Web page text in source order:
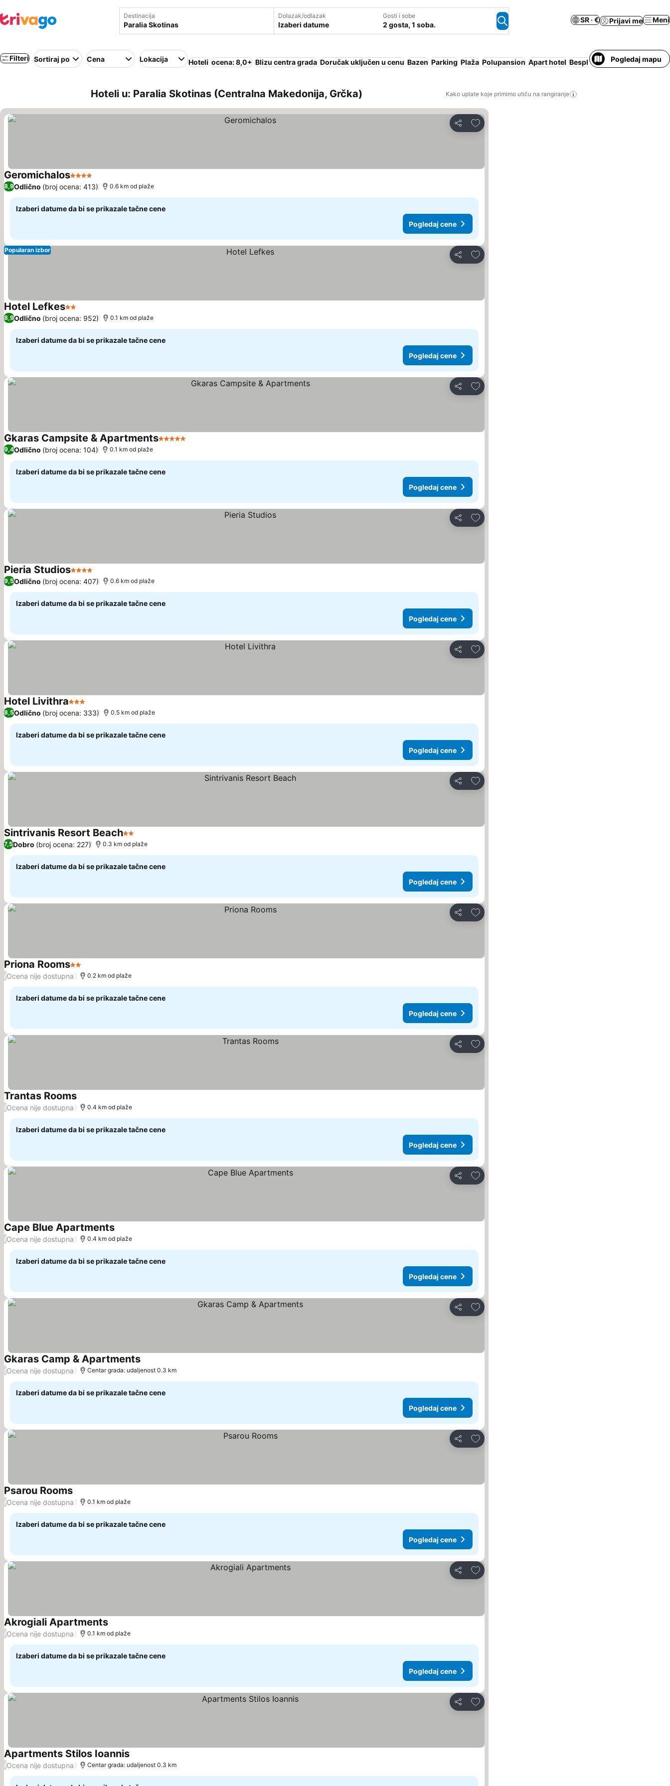
Destinacija Dolazak/odlazak
Izaberi datume
Gosti i sobe
2 gosta, 1 soba.
SR · € Prijavi me Meni
Filteri Sortiraj po Cena Lokacija Hoteli ocena: 8,0+ Blizu centra grada Doručak uključen u cenu Bazen Parking Plaža Polupansion Apart hotel Besplatno otkazivanje
Pogledaj mapu
Hoteli u: Paralia Skotinas (Centralna Makedonija, Grčka) Kako uplate koje primimo utiču na rangiranje
Deli
Dodati u favorite
Geromichalos4 Zvezdice
8,9Odlično (broj ocena: 413) 0.6 km od plaže
Izaberi datume da bi se prikazale tačne cene
Pogledaj cene
Deli
Dodati u favorite
Popularan izbor
Hotel Lefkes2 Zvezdice
8,9Odlično (broj ocena: 952) 0.1 km od plaže
Izaberi datume da bi se prikazale tačne cene
Pogledaj cene
Deli
Dodati u favorite
Gkaras Campsite & Apartments5 Zvezdice
9,4Odlično (broj ocena: 104) 0.1 km od plaže
Izaberi datume da bi se prikazale tačne cene
Pogledaj cene
Deli
Dodati u favorite
Pieria Studios4 Zvezdice
9,5Odlično (broj ocena: 407) 0.6 km od plaže
Izaberi datume da bi se prikazale tačne cene
Pogledaj cene
Deli
Dodati u favorite
Hotel Livithra3 Zvezdice
8,5Odlično (broj ocena: 333) 0.5 km od plaže
Izaberi datume da bi se prikazale tačne cene
Pogledaj cene
Deli
Dodati u favorite
Sintrivanis Resort Beach2 Zvezdice
7,5Dobro (broj ocena: 227) 0.3 km od plaže
Izaberi datume da bi se prikazale tačne cene
Pogledaj cene
Deli
Dodati u favorite
Priona Rooms2 Zvezdice
/Ocena nije dostupna 0.2 km od plaže
Izaberi datume da bi se prikazale tačne cene
Pogledaj cene
Deli
Dodati u favorite
Trantas Rooms
/Ocena nije dostupna 0.4 km od plaže
Izaberi datume da bi se prikazale tačne cene
Pogledaj cene
Deli
Dodati u favorite
Cape Blue Apartments
/Ocena nije dostupna 0.4 km od plaže
Izaberi datume da bi se prikazale tačne cene
Pogledaj cene
Deli
Dodati u favorite
Gkaras Camp & Apartments
/Ocena nije dostupna Centar grada: udaljenost 0.3 km
Izaberi datume da bi se prikazale tačne cene
Pogledaj cene
Deli
Dodati u favorite
Psarou Rooms
/Ocena nije dostupna 0.1 km od plaže
Izaberi datume da bi se prikazale tačne cene
Pogledaj cene
Deli
Dodati u favorite
Akrogiali Apartments
/Ocena nije dostupna 0.1 km od plaže
Izaberi datume da bi se prikazale tačne cene
Pogledaj cene
Deli
Dodati u favorite
Apartments Stilos Ioannis
/Ocena nije dostupna Centar grada: udaljenost 0.3 km